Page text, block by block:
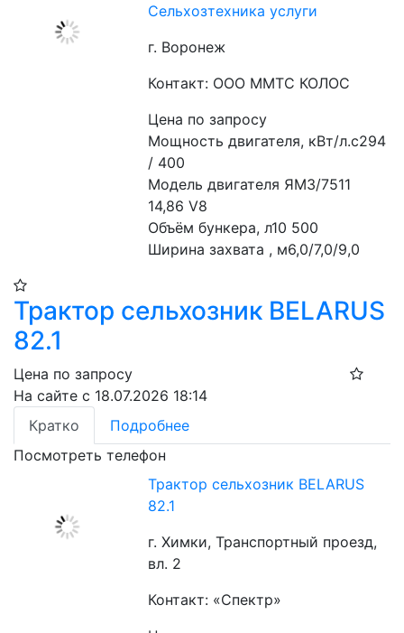
Сельхозтехника услуги
г. Воронеж
Контакт: ООО ММТС КОЛОС
Цена по запросу
Мощность двигателя, кВт/л.с294
/ 400
Модель двигателя ЯМЗ/7511
14,86 V8
Объём бункера, л10 500
Ширина захвата , м6,0/7,0/9,0
Трактор сельхозник BELARUS
82.1
Цена по запросу
На сайте с 18.07.2026 18:14
Кратко
Подробнее
Посмотреть телефон
Трактор сельхозник BELARUS
82.1
г. Химки, Транспортный проезд,
вл. 2
Контакт: «Спектр»